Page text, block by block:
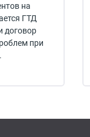
на
ГТД
договор
при